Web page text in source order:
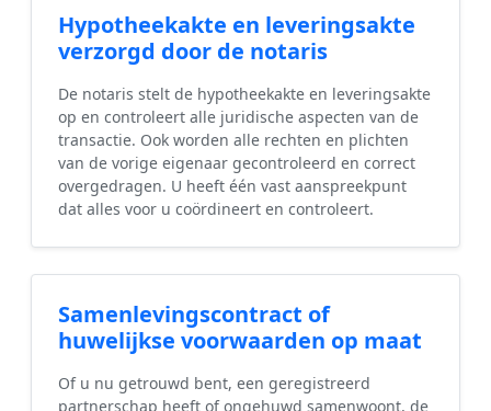
Hypotheekakte en leveringsakte
verzorgd door de notaris
De notaris stelt de hypotheekakte en leveringsakte
op en controleert alle juridische aspecten van de
transactie. Ook worden alle rechten en plichten
van de vorige eigenaar gecontroleerd en correct
overgedragen. U heeft één vast aanspreekpunt
dat alles voor u coördineert en controleert.
Samenlevingscontract of
huwelijkse voorwaarden op maat
Of u nu getrouwd bent, een geregistreerd
partnerschap heeft of ongehuwd samenwoont, de